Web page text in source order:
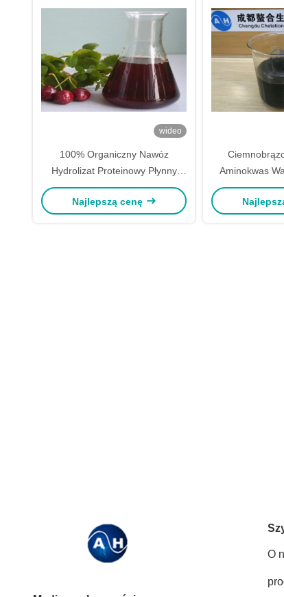
wideo
100% Organiczny Nawóz
Hydrolizat Proteinowy Płynny
50% z Aminokwasami dla Roślin
Najlepszą cenę
Aminokwas
Kwaśnego
O